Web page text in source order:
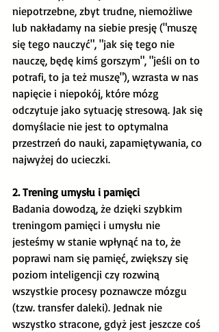
niepotrzebne, zbyt trudne, niemożliwe
lub nakładamy na siebie presję ("muszę
się tego nauczyć", "jak się tego nie
nauczę, będę kimś gorszym", "jeśli on to
potrafi, to ja też muszę"), wzrasta w nas
napięcie i niepokój, które mózg
odczytuje jako sytuację stresową. Jak się
domyślacie nie jest to optymalna
przestrzeń do nauki, zapamiętywania, co
najwyżej do ucieczki.
2. Trening umysłu i pamięci
Badania dowodzą, że dzięki szybkim
treningom pamięci i umysłu nie
jesteśmy w stanie wpłynąć na to, że
poprawi nam się pamięć, zwiększy się
poziom inteligencji czy rozwiną
wszystkie procesy poznawcze mózgu
(tzw. transfer daleki). Jednak nie
wszystko stracone, gdyż jest jeszcze coś